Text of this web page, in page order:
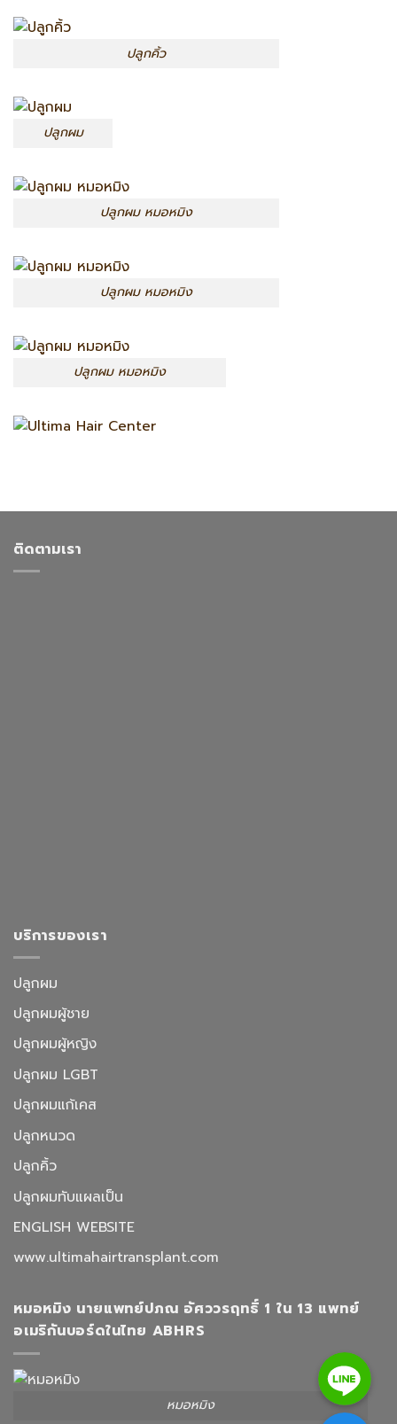
ปลูกคิ้ว
ปลูกผม
ปลูกผม หมอหมิง
ปลูกผม หมอหมิง
ปลูกผม หมอหมิง
ติดตามเรา
บริการของเรา
ปลูกผม
ปลูกผมผู้ชาย
ปลูกผมผู้หญิง
ปลูกผม LGBT
ปลูกผมแก้เคส
ปลูกหนวด
ปลูกคิ้ว
ปลูกผมทับแผลเป็น
ENGLISH WEBSITE
www.ultimahairtransplant.com
หมอหมิง นายแพทย์ปภณ อัศววรฤทธิ์ 1 ใน 13 แพทย์
อเมริกันบอร์ดในไทย ABHRS
หมอหมิง
Line
Facebook Messenger